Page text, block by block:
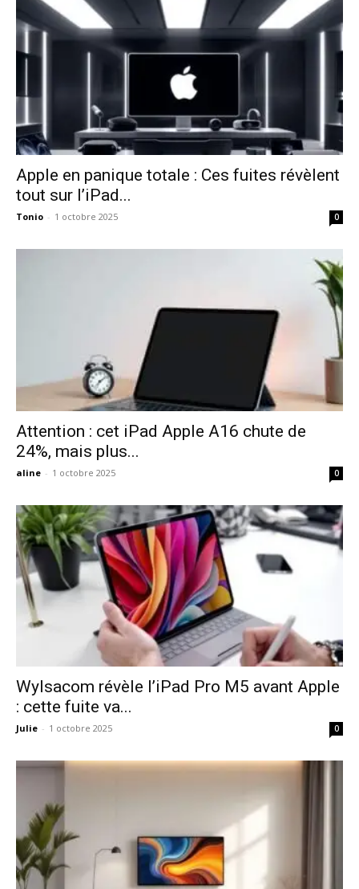
Apple en panique totale : Ces fuites révèlent
tout sur l’iPad...
Tonio - 1 octobre 2025 0
Attention : cet iPad Apple A16 chute de
24%, mais plus...
aline - 1 octobre 2025 0
Wylsacom révèle l’iPad Pro M5 avant Apple
: cette fuite va...
Julie - 1 octobre 2025 0